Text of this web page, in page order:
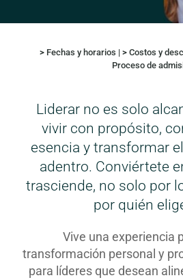
> Fechas y horarios | > Costos y
Proceso de
Liderar no es solo
vivir con propósito,
esencia y transformar
adentro. Conviértete
trasciende, no solo por
por quién
Vive una experiencia
transformación personal y
para líderes que desean